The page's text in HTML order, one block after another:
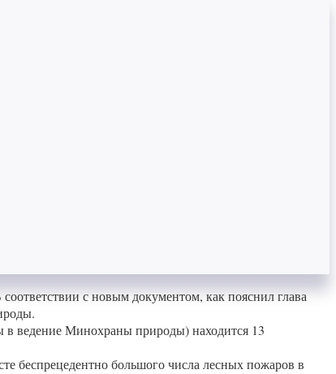
с новым документом, как пояснил глава
в ведение Минохраны природы) находится 13
беспрецедентно большого числа лесных пожаров в